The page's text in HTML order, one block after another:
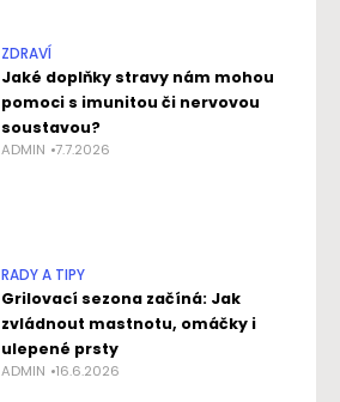
ZDRAVÍ
Jaké doplňky stravy nám mohou
pomoci s imunitou či nervovou
soustavou?
ADMIN 7.7.2026
RADY A TIPY
Grilovací sezona začíná: Jak
zvládnout mastnotu, omáčky i
ulepené prsty
ADMIN 16.6.2026